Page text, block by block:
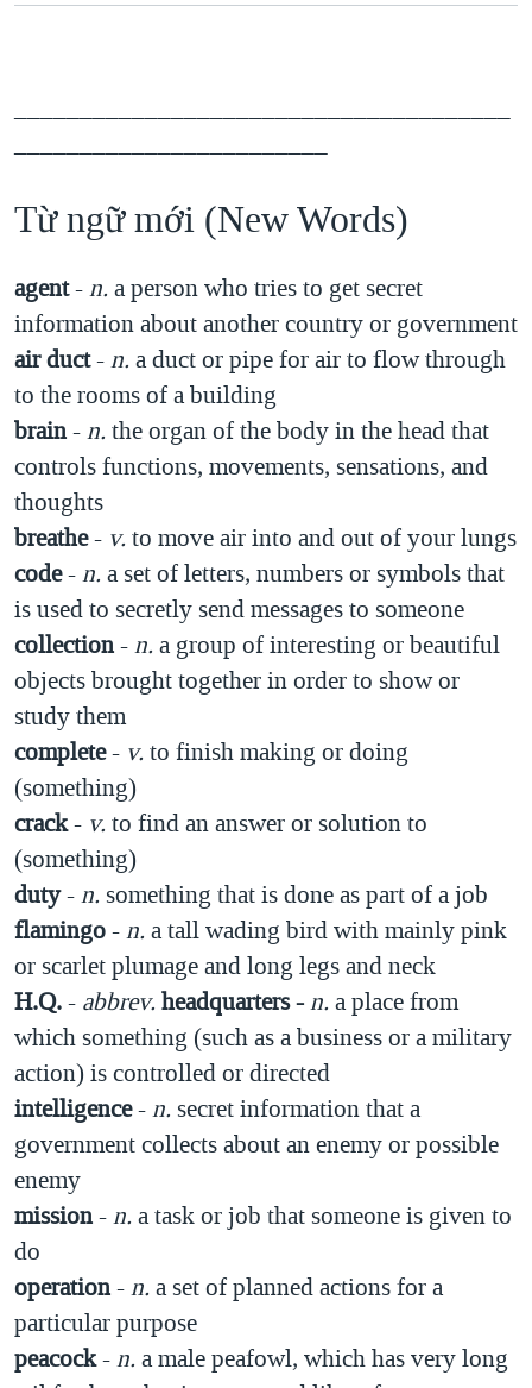
Từ ngữ mới (New Words)
agent-n. a person who tries to get secret
information about another country or government
air duct-n. a duct or pipe for air to flow through
to the rooms of a building
brain-n. the organ of the body in the head that
controls functions, movements, sensations, and
thoughts
breathe- v. to move air into and out of your lungs
code-n. a set of letters, numbers or symbols that
is used to secretly send messages to someone
collection-n. a group of interesting or beautiful
objects brought together in order to show or
study them
complete- v. to finish making or doing
(something)
crack- v. to find an answer or solution to
(something)
duty-n. something that is done as part of a job
flamingo-n. a tall wading bird with mainly pink
or scarlet plumage and long legs and neck
H.Q.- abbrev. headquarters -n. a place from
which something (such as a business or a military
action) is controlled or directed
intelligence-n. secret information that a
government collects about an enemy or possible
enemy
mission-n. a task or job that someone is given to
do
operation-n. a set of planned actions for a
particular purpose
peacock-n. a male peafowl, which has very long